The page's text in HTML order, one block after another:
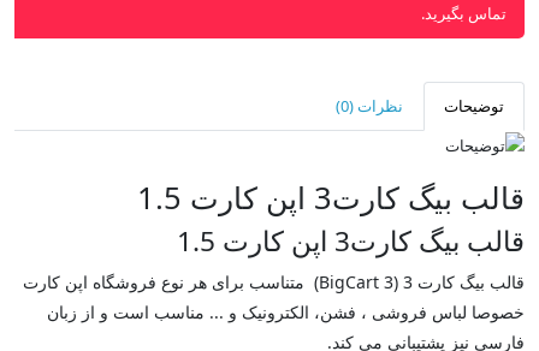
تماس بگیرید.
توضیحات نظرات (0)
قالب بیگ کارت3 اپن کارت 1.5
قالب بیگ کارت3 اپن کارت 1.5
قالب بیگ کارت 3 (BigCart 3) متناسب برای هر نوع فروشگاه اپن کارت
خصوصا لباس فروشی ، فشن، الکترونیک و ... مناسب است و از زبان
فارسی نیز پشتیبانی می کند.